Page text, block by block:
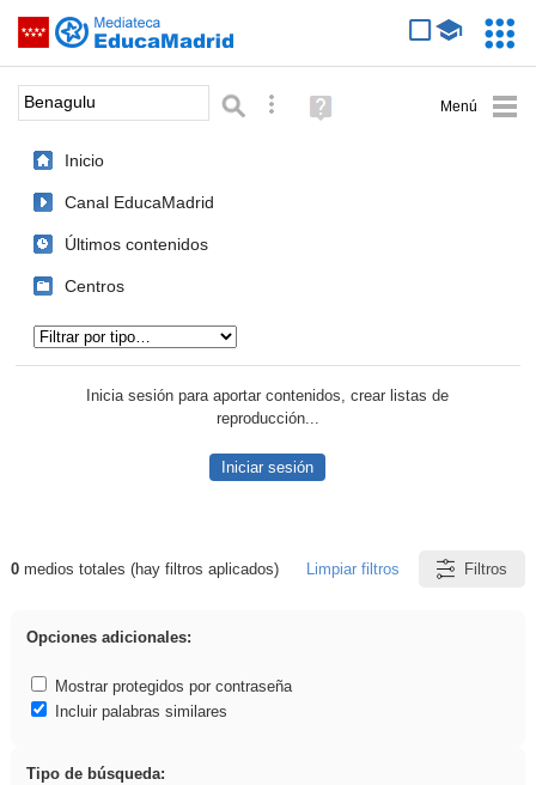
Saltar navegación
Palabra o frase: Búsqueda avanzada
Ayuda
(en
Inicio
Canal EducaMadrid
Últimos contenidos
Centros
Inicia sesión para aportar contenidos, crear listas de
reproducción...
Iniciar sesión
Resultados de: Benagulu
0medios totales (hay filtros aplicados) Limpiar filtros Filtros
Opciones adicionales:
Mostrar protegidos por contraseña
Incluir palabras similares
Tipo de búsqueda: